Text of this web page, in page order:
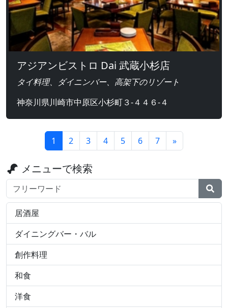
アジアンビストロ Dai 武蔵小杉店
タイ料理、ダイニンバー、高架下のリゾート
神奈川県川崎市中原区小杉町３-４４６-４
1 2 3 4 5 6 7 »
メニューで検索
検索ワード
居酒屋
ダイニングバー・バル
創作料理
和食
洋食